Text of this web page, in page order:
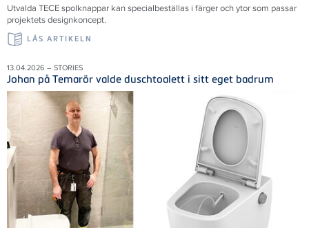
Utvalda TECE spolknappar kan specialbeställas i färger och ytor som passar
projektets designkoncept.
LÄS ARTIKELN
13.04.2026 – STORIES
Johan på Temarör valde duschtoalett i sitt eget badrum